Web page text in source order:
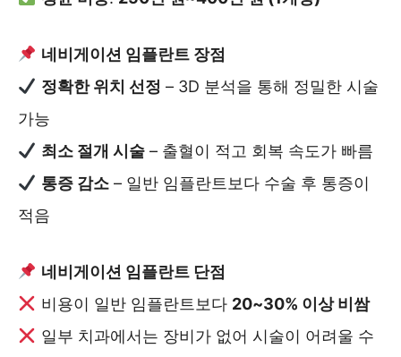
네비게이션 임플란트 장점
정확한 위치 선정 – 3D 분석을 통해 정밀한 시술
가능
최소 절개 시술– 출혈이 적고 회복 속도가 빠름
통증 감소– 일반 임플란트보다 수술 후 통증이
적음
네비게이션 임플란트 단점
비용이 일반 임플란트보다 20~30% 이상 비쌈
일부 치과에서는 장비가 없어 시술이 어려울 수